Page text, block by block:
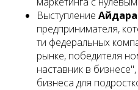
Выступление
предпринимателя,
ти федеральных
рынке, победителя
наставник в
бизнеса для